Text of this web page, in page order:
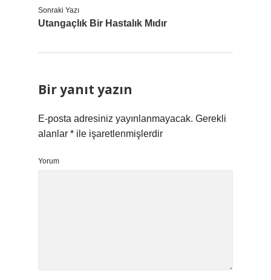
Sonraki Yazı
Utangaçlık Bir Hastalık Mıdır
Bir yanıt yazın
E-posta adresiniz yayınlanmayacak. Gerekli
alanlar * ile işaretlenmişlerdir
Yorum